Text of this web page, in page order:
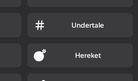
Undertale
Hereket